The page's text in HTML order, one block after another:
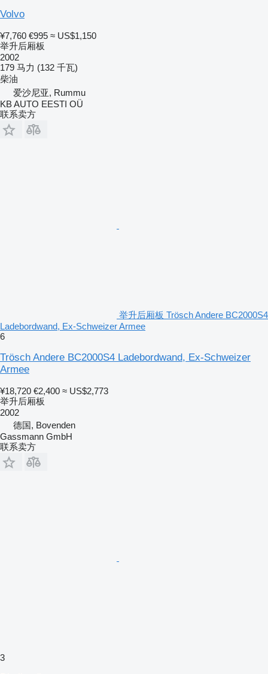
Volvo
¥7,760 €995 ≈ US$1,150
举升后厢板
2002
179 马力 (132 千瓦)
柴油
爱沙尼亚, Rummu
KB AUTO EESTI OÜ
联系卖方
举升后厢板 Trösch Andere BC2000S4
Ladebordwand, Ex-Schweizer Armee
6
Trösch Andere BC2000S4 Ladebordwand, Ex-Schweizer
Armee
¥18,720 €2,400 ≈ US$2,773
举升后厢板
2002
德国, Bovenden
Gassmann GmbH
联系卖方
3